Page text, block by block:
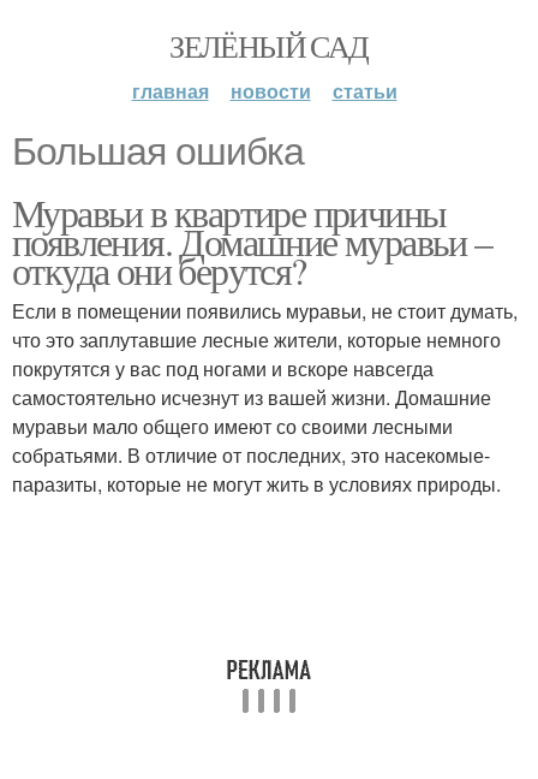
ЗЕЛЁНЫЙ САД
главная новости статьи
Большая ошибка
Муравьи в квартире причины
появления. Домашние муравьи –
откуда они берутся?
Если в помещении появились муравьи, не стоит думать,
что это заплутавшие лесные жители, которые немного
покрутятся у вас под ногами и вскоре навсегда
самостоятельно исчезнут из вашей жизни. Домашние
муравьи мало общего имеют со своими лесными
собратьями. В отличие от последних, это насекомые-
паразиты, которые не могут жить в условиях природы.